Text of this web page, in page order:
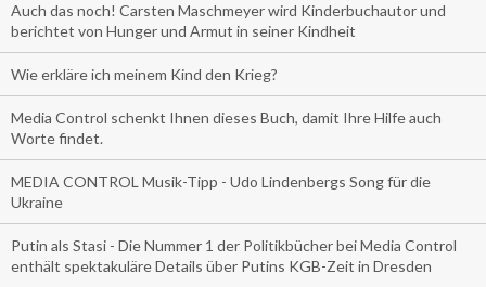
Auch das noch! Carsten Maschmeyer wird Kinderbuchautor und
berichtet von Hunger und Armut in seiner Kindheit
Wie erkläre ich meinem Kind den Krieg?
Media Control schenkt Ihnen dieses Buch, damit Ihre Hilfe auch
Worte findet.
MEDIA CONTROL Musik-Tipp - Udo Lindenbergs Song für die
Ukraine
Putin als Stasi - Die Nummer 1 der Politikbücher bei Media Control
enthält spektakuläre Details über Putins KGB-Zeit in Dresden